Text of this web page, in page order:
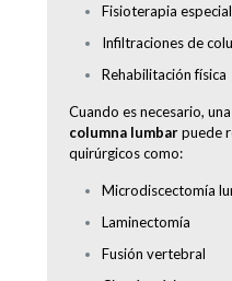
Fisioterapia
Infiltraciones de
Rehabilitación física
Cuando es necesario, una
columna lumbarpuede
quirúrgicos como:
Microdiscectomía
Laminectomía
Fusión vertebral